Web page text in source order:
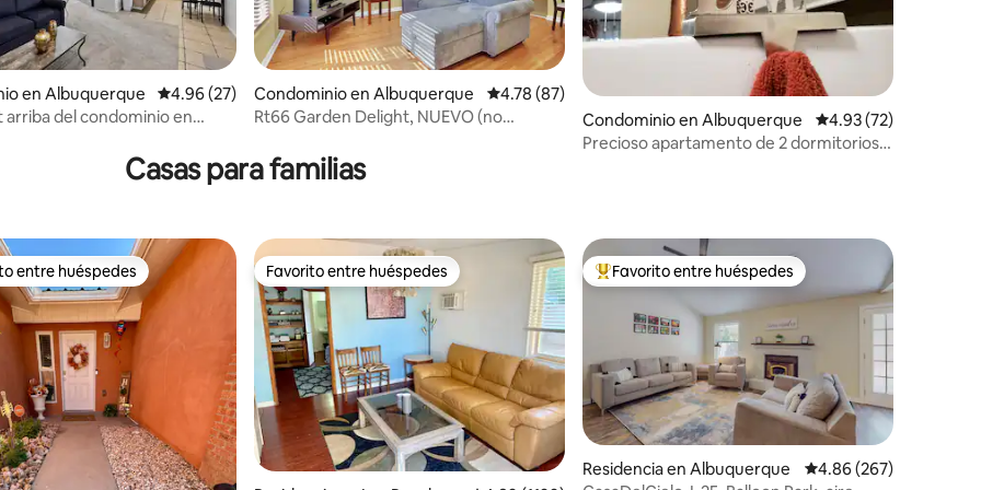
de 5; 120 evaluaciones
en Albuquerque Calificación promedio: 4.96 de 5; 27 evaluaciones
4.96 (27)
arriba del condominio en
Condominio en Albuquerque Calificación promedio: 4.78 de 5; 87 evaluaciones
4.78 (87)
Rt66 Garden Delight, NUEVO (no
Condominio en Albuquerque Calificación
4.93 (72)
Precioso apartamento de 2 dormitorios
Casas para familias
en Favorito entre huéspedes
entre huéspedes Favorito entre huéspedes
Favorito entre huéspedes De los mejores en Favorito entre huéspedes
Favorito entre huéspedes
Residencia en Albuquerque Calificación promedio:
4.86 (267)